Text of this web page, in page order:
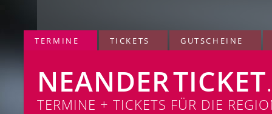
TERMINE TICKETS GUTSCHEINE
NEANDERTICKET
TERMINE + TICKETS FÜR DIE